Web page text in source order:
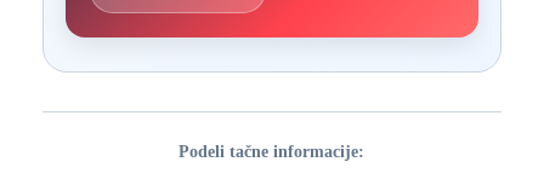
Podeli tačne informacije: